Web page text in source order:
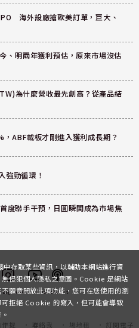
海外設廠搶歐美訂單，巨大、
、明兩年獲利預估，原來市場沒估
為什麼營收最先創高？從產品結
ABF載板才剛進入獲利成長期？
強勁循環！
度聯手干預，日圓瞬間成為市場焦
YoutubePodcast
作提 聯絡我 場地租 訂閱電子
存取某些資訊，以輔助本網站進行資
侵犯個人隱私之意圖。Cookie 是網站
願意開放此項功能，您可在您使用的瀏
拒絕 Cookie 的寫入，但可能會導致